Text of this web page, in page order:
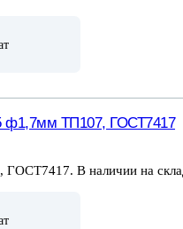
ф1,7мм ТП107, ГОСТ7417
В наличии на